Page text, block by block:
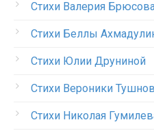
Стихи Валерия
Стихи Беллы
Стихи Юлии Друниной
Стихи Вероники
Стихи Николая